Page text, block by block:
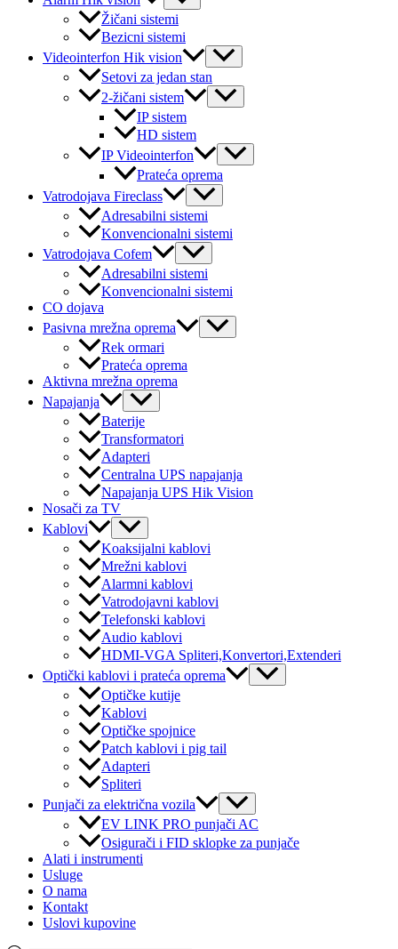
Toggle
Žičani sistemi
Bezicni sistemi
Videointerfon Hik vision
Menu
Toggle
Setovi za jedan stan
2-žičani sistem
Menu
Toggle
IP sistem
HD sistem
IP Videointerfon
Menu
Toggle
Prateća oprema
Vatrodojava Fireclass
Menu
Toggle
Adresabilni sistemi
Konvencionalni sistemi
Vatrodojava Cofem
Menu
Toggle
Adresabilni sistemi
Konvencionalni sistemi
CO dojava
Pasivna mrežna oprema
Menu
Toggle
Rek ormari
Prateća oprema
Aktivna mrežna oprema
Napajanja
Menu
Toggle
Baterije
Transformatori
Adapteri
Centralna UPS napajanja
Napajanja UPS Hik Vision
Nosači za TV
Kablovi
Menu
Toggle
Koaksijalni kablovi
Mrežni kablovi
Alarmni kablovi
Vatrodojavni kablovi
Telefonski kablovi
Audio kablovi
HDMI-VGA Spliteri,Konvertori,Extenderi
Optički kablovi i prateća oprema
Menu
Toggle
Optičke kutije
Kablovi
Optičke spojnice
Patch kablovi i pig tail
Adapteri
Spliteri
Punjači za električna vozila
Menu
Toggle
EV LINK PRO punjači AC
Osigurači i FID sklopke za punjače
Alati i instrumenti
Usluge
O nama
Kontakt
Uslovi kupovine